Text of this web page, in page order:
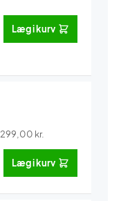
Læg i kurv
299,00 kr.
Læg i kurv